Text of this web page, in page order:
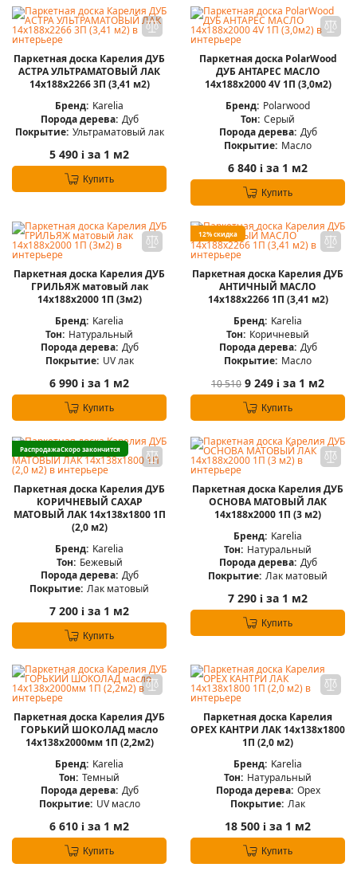
Паркетная доска Карелия ДУБ
АСТРА УЛЬТРАМАТОВЫЙ ЛАК
14x188x2266 3П (3,41 м2)
Бренд: Karelia
Порода дерева: Дуб
Покрытие: Ультраматовый лак
5 490 i за 1 м2
Купить
Паркетная доска PolarWood
ДУБ АНТАРЕС МАСЛО
14x188x2000 4V 1П (3,0м2)
Бренд: Polarwood
Тон: Серый
Порода дерева: Дуб
Покрытие: Масло
6 840 i за 1 м2
Купить
Паркетная доска Карелия ДУБ
ГРИЛЬЯЖ матовый лак
14x188x2000 1П (3м2)
Бренд: Karelia
Тон: Натуральный
Порода дерева: Дуб
Покрытие: UV лак
6 990 i за 1 м2
Купить
12% скидка
Паркетная доска Карелия ДУБ
АНТИЧНЫЙ МАСЛО
14x188x2266 1П (3,41 м2)
Бренд: Karelia
Тон: Коричневый
Порода дерева: Дуб
Покрытие: Масло
10 510 9 249 i за 1 м2
Купить
РаспродажаСкоро закончится
Паркетная доска Карелия ДУБ
КОРИЧНЕВЫЙ САХАР
МАТОВЫЙ ЛАК 14x138x1800 1П
(2,0 м2)
Бренд: Karelia
Тон: Бежевый
Порода дерева: Дуб
Покрытие: Лак матовый
7 200 i за 1 м2
Купить
Паркетная доска Карелия ДУБ
ОСНОВА МАТОВЫЙ ЛАК
14x188x2000 1П (3 м2)
Бренд: Karelia
Тон: Натуральный
Порода дерева: Дуб
Покрытие: Лак матовый
7 290 i за 1 м2
Купить
Паркетная доска Карелия ДУБ
ГОРЬКИЙ ШОКОЛАД масло
14x138x2000мм 1П (2,2м2)
Бренд: Karelia
Тон: Темный
Порода дерева: Дуб
Покрытие: UV масло
6 610 i за 1 м2
Купить
Паркетная доска Карелия
ОРЕХ КАНТРИ ЛАК 14x138x1800
1П (2,0 м2)
Бренд: Karelia
Тон: Натуральный
Порода дерева: Орех
Покрытие: Лак
18 500 i за 1 м2
Купить